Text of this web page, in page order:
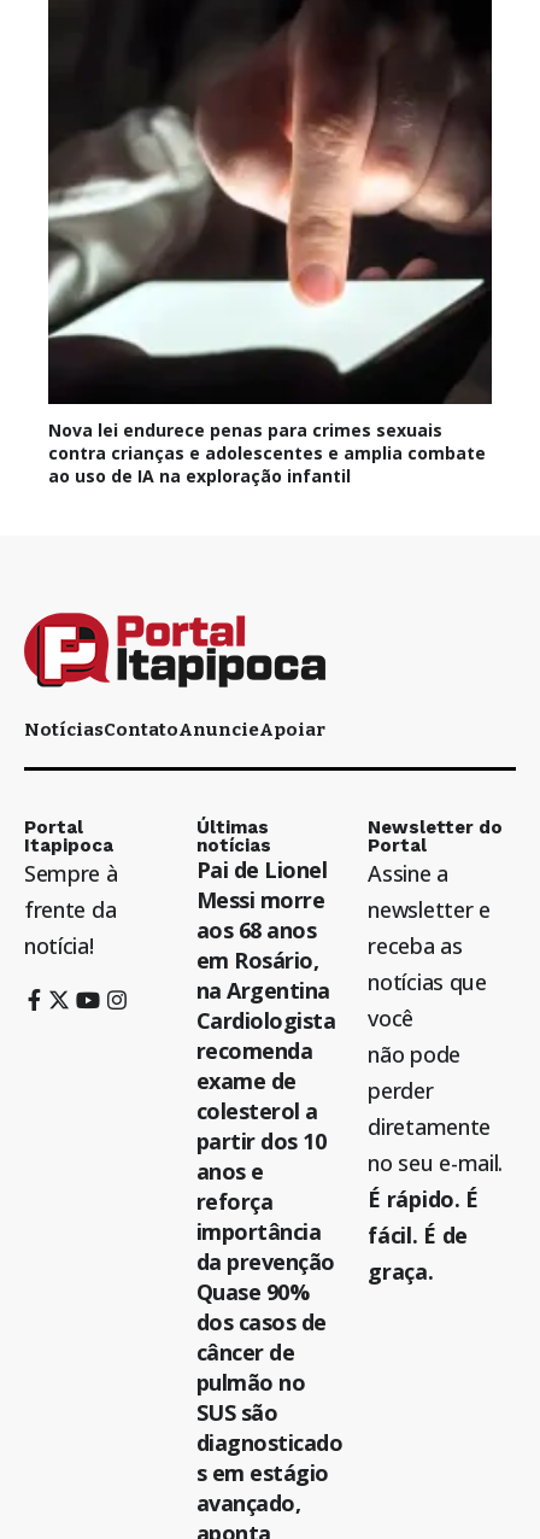
Nova lei endurece penas para crimes sexuais
contra crianças e adolescentes e amplia combate
ao uso de IA na exploração infantil
NotíciasContatoAnuncieApoiar
Portal
Itapipoca
Sempre à
frente da
notícia!
Últimas
notícias
Pai de Lionel
Messi morre
aos 68 anos
em Rosário,
na Argentina
Cardiologista
recomenda
exame de
colesterol a
partir dos 10
anos e
reforça
importância
da prevenção
Quase 90%
dos casos de
câncer de
pulmão no
SUS são
diagnosticado
s em estágio
avançado,
aponta
Newsletter do
Portal
Assine a
newsletter e
receba as
notícias que
você
não pode
perder
diretamente
no seu e-mail.
É rápido. É
fácil. É de
graça.